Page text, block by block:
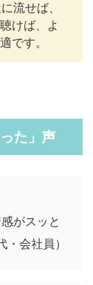
流せば、
けば、よ
です。
た」声
がスッと
会社員）